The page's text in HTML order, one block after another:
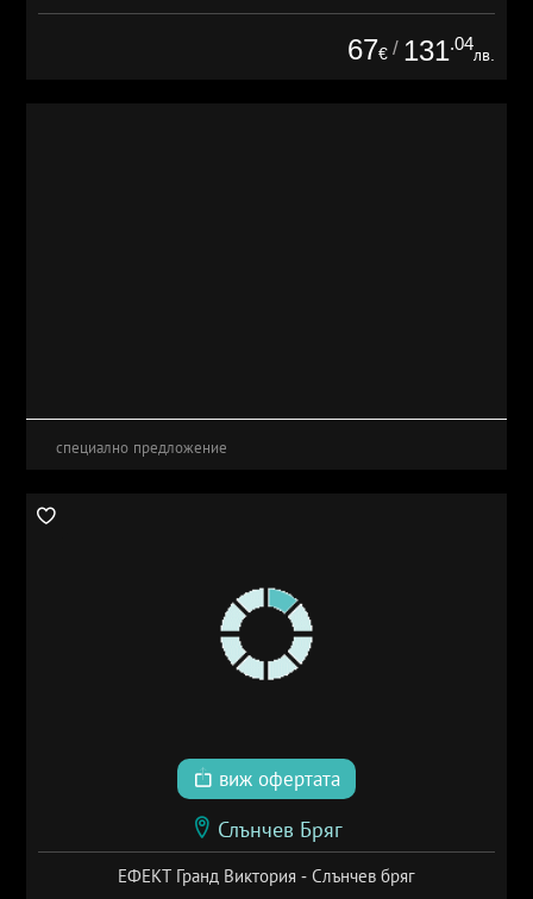
67€ / 131.04
лв.
специално предложение
виж офертата
Слънчев Бряг
ЕФЕКТ Гранд Виктория - Слънчев бряг